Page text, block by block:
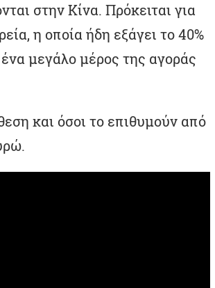
στην Κίνα. Πρόκειται για
η οποία ήδη εξάγει το 40%
μεγάλο μέρος της αγοράς
και όσοι το επιθυμούν από